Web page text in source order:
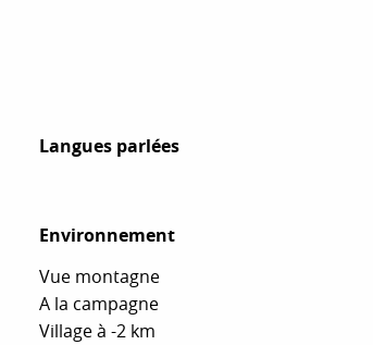
Langues parlées
Langues parlées
Environnement
Environnement
Vue montagne
A la campagne
Village à -2 km